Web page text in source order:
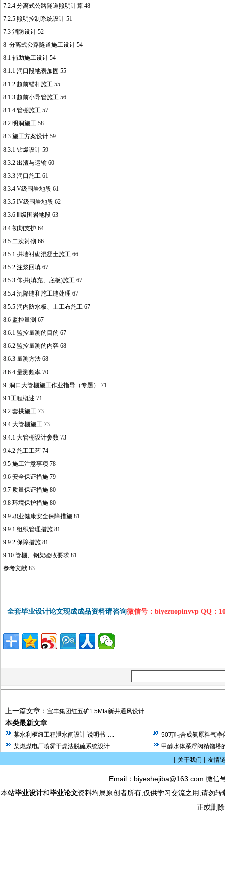
7.2.4 分离式公路隧道照明计算 48
7.2.5 照明控制系统设计 51
7.3 消防设计 52
8 分离式公路隧道施工设计 54
8.1 辅助施工设计 54
8.1.1 洞口段地表加固 55
8.1.2 超前锚杆施工 55
8.1.3 超前小导管施工 56
8.1.4 管棚施工 57
8.2 明洞施工 58
8.3 施工方案设计 59
8.3.1 钻爆设计 59
8.3.2 出渣与运输 60
8.3.3 洞口施工 61
8.3.4 V级围岩地段 61
8.3.5 IV级围岩地段 62
8.3.6 Ⅲ级围岩地段 63
8.4 初期支护 64
8.5 二次衬砌 66
8.5.1 拱墙衬砌混凝土施工 66
8.5.2 注浆回填 67
8.5.3 仰拱(填充、底板)施工 67
8.5.4 沉降缝和施工缝处理 67
8.5.5 洞内防水板、土工布施工 67
8.6 监控量测 67
8.6.1 监控量测的目的 67
8.6.2 监控量测的内容 68
8.6.3 量测方法 68
8.6.4 量测频率 70
9 洞口大管棚施工作业指导（专题） 71
9.1工程概述 71
9.2 套拱施工 73
9.4 大管棚施工 73
9.4.1 大管棚设计参数 73
9.4.2 施工工艺 74
9.5 施工注意事项 78
9.6 安全保证措施 79
9.7 质量保证措施 80
9.8 环境保护措施 80
9.9 职业健康安全保障措施 81
9.9.1 组织管理措施 81
9.9.2 保障措施 81
9.10 管棚、钢架验收要求 81
参考文献 83
全套毕业设计论文现成成品资料请咨询微信号：biyezuopinvvp QQ
上一篇文章： 宝丰集团红五矿1.5Mta新井通风设计
本类最新文章
某水利枢纽工程泄水闸设计 说明书
50万吨合成氨原料气净
某燃煤电厂喷雾干燥法脱硫系统设计
甲醇水体系浮阀精馏塔
| 关于我们 | 友情
Email：biyeshejiba@163.com 微
本站毕业设计和毕业论文资料均属原创者所有,仅供学习交流之用,请勿
正或删